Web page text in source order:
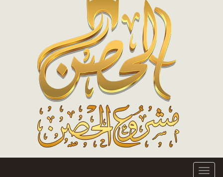
Toggle